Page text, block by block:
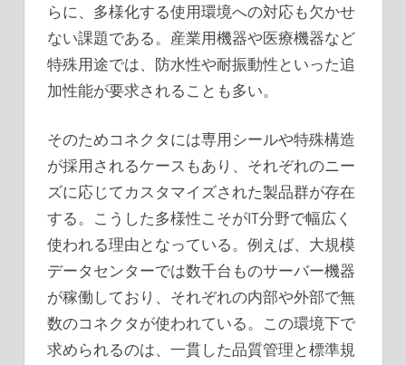
らに、多様化する使用環境への対応も欠かせ
ない課題である。産業用機器や医療機器など
特殊用途では、防水性や耐振動性といった追
加性能が要求されることも多い。
そのためコネクタには専用シールや特殊構造
が採用されるケースもあり、それぞれのニー
ズに応じてカスタマイズされた製品群が存在
する。こうした多様性こそがIT分野で幅広く
使われる理由となっている。例えば、大規模
データセンターでは数千台ものサーバー機器
が稼働しており、それぞれの内部や外部で無
数のコネクタが使われている。この環境下で
求められるのは、一貫した品質管理と標準規